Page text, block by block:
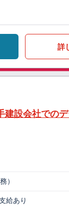
詳
建設会社での
）
給あり